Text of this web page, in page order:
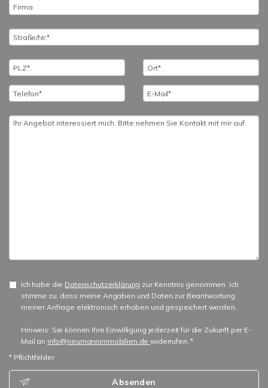
Ich habe die Datenschutzerklärung zur Kenntnis genommen. Ich
stimme zu, dass meine Angaben und Daten zur Beantwortung
meiner Anfrage elektronisch erhoben und gespeichert werden.
Hinweis: Sie können Ihre Einwilligung jederzeit für die Zukunft per E-
Mail an info@neumannimmobilien.dewiderrufen. *
* Pflichtfelder
Absenden